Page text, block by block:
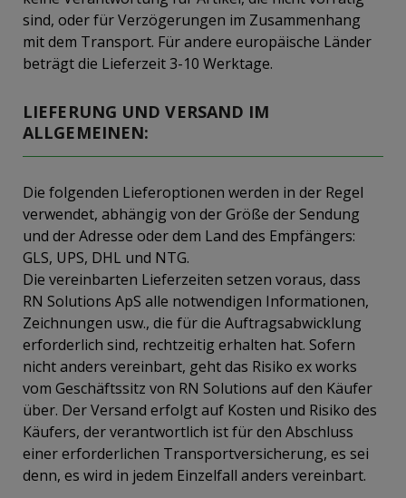
sind, oder für Verzögerungen im Zusammenhang
mit dem Transport. Für andere europäische Länder
beträgt die Lieferzeit 3-10 Werktage.
LIEFERUNG UND VERSAND IM
ALLGEMEINEN:
Die folgenden Lieferoptionen werden in der Regel
verwendet, abhängig von der Größe der Sendung
und der Adresse oder dem Land des Empfängers:
GLS, UPS, DHL und NTG.
Die vereinbarten Lieferzeiten setzen voraus, dass
RN Solutions ApS alle notwendigen Informationen,
Zeichnungen usw., die für die Auftragsabwicklung
erforderlich sind, rechtzeitig erhalten hat. Sofern
nicht anders vereinbart, geht das Risiko ex works
vom Geschäftssitz von RN Solutions auf den Käufer
über. Der Versand erfolgt auf Kosten und Risiko des
Käufers, der verantwortlich ist für den Abschluss
einer erforderlichen Transportversicherung, es sei
denn, es wird in jedem Einzelfall anders vereinbart.